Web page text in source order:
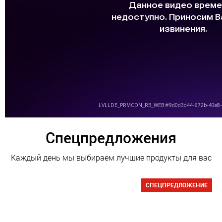
Спецпредложения
Каждый день мы выбираем лучшие продукты для вас
СПЕЦПРЕДЛОЖЕНИЕ